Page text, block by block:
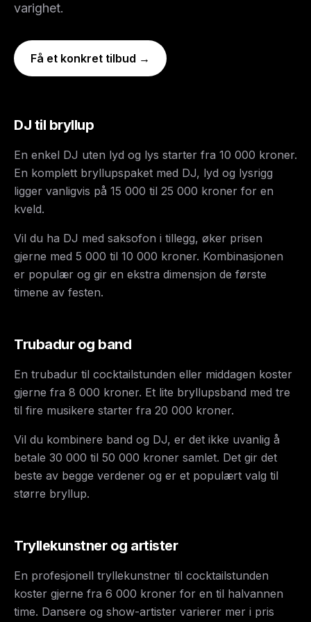
varighet.
Få et konkret tilbud →
DJ til bryllup
En enkel DJ uten lyd og lys starter fra 10 000 kroner.
En komplett bryllupspaket med DJ, lyd og lysrigg
ligger vanligvis på 15 000 til 25 000 kroner for en
kveld.
Vil du ha DJ med saksofon i tillegg, øker prisen
gjerne med 5 000 til 10 000 kroner. Kombinasjonen
er populær og gir en ekstra dimensjon de første
timene av festen.
Trubadur og band
En trubadur til cocktailstunden eller middagen koster
gjerne fra 8 000 kroner. Et lite bryllupsband med tre
til fire musikere starter fra 20 000 kroner.
Vil du kombinere band og DJ, er det ikke uvanlig å
betale 30 000 til 50 000 kroner samlet. Det gir det
beste av begge verdener og er et populært valg til
større bryllup.
Tryllekunstner og artister
En profesjonell tryllekunstner til cocktailstunden
koster gjerne fra 6 000 kroner for en til halvannen
time. Dansere og show-artister varierer mer i pris